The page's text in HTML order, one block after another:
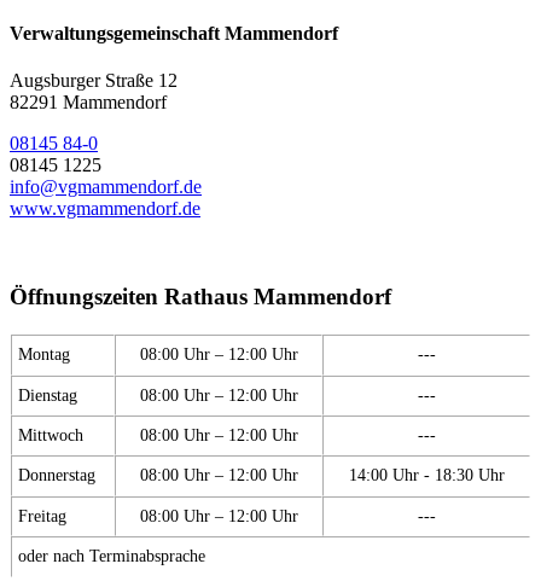
Verwaltungsgemeinschaft Mammendorf
Augsburger Straße 12
82291 Mammendorf
08145 84-0
08145 1225
info@vgmammendorf.de
www.vgmammendorf.de
Öffnungszeiten Rathaus Mammendorf
Montag 08:00 Uhr – 12:00 Uhr ---
Dienstag 08:00 Uhr – 12:00 Uhr ---
Mittwoch 08:00 Uhr – 12:00 Uhr ---
Donnerstag 08:00 Uhr – 12:00 Uhr 14:00 Uhr - 18:30 Uhr
Freitag 08:00 Uhr – 12:00 Uhr ---
oder nach Terminabsprache